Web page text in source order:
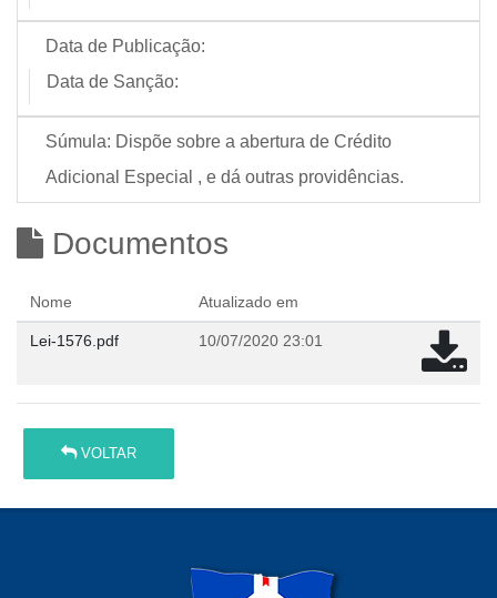
Data de Publicação:
Data de Sanção:
Súmula: Dispõe sobre a abertura de Crédito
Adicional Especial , e dá outras providências.
Documentos
Nome Atualizado em
Lei-1576.pdf 10/07/2020 23:01
VOLTAR